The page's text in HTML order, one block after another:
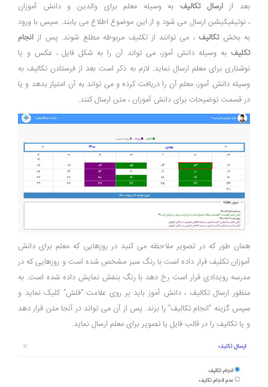
بعد ازارسال تکالیفبه وسیله معلم برای والدین و دانش آموزان
، نوتیفیکیشن ارسال می شود و از این موضوع اطلاع می یابند. سپس با ورود
به بخشتکالیف، می توانند ازتکلیف مربوطه مطلع شوند. پس از انجام
تکلیف به وسیله دانش آموز، می تواند آن را به شکل فایل ، عکس و یا
نوشتاری برای معلم ارسال نماید. لازم به ذکر است بعد از فرستادن تکالیف به
وسیله دانش آموز، معلم آن را دریافت کرده و می تواند به آن امتیاز بدهد و یا
در قسمت توضیحات برای دانش آموزان ، متن ارسال کنند.
همان طور که در تصویر ملاحظه می کنید در روزهایی که معلم برای دانش
آموزان تکلیف قرار داده است با رنگ سبز مشخص شده است و روزهایی که در
مدرسه رویدادی قرار است رخ دهد با رنگ بنفش نمایش داده شده است. به
منظور ارسال تکالیف ، دانش آموز باید بر روی علامت "فلش" کلیک نماید و
سپس گزینه "انجام تکالیف" را بزند. پس از آن می تواند در آنجا متن قرار دهد
و یا تکالیف را در قالب فایل یا تصویر برای معلم ارسال نماید.